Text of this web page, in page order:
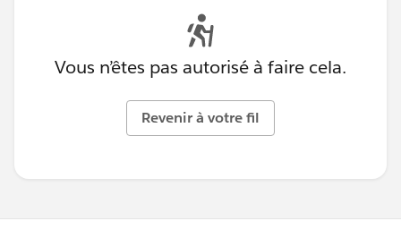
Vous n’êtes pas autorisé à faire cela.
Revenir à votre fil